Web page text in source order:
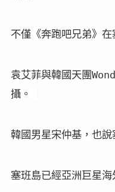
不僅《奔跑吧兄弟》在
袁艾菲與韓國天團
攝。
韓國男星宋仲基，也說
塞班島已經亞洲巨星